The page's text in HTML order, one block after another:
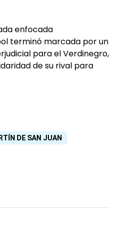
enfocada
terminó marcada por un
para el Verdinegro,
de su rival para
DE SAN JUAN